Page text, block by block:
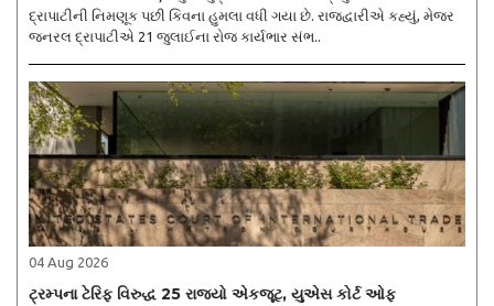
દ્રાપાટીની નિમણૂક પછી કિવના હુમલા વધી ગયા છે. રાજદ્વારીએ કહ્યું, મેજર
જનરલ દ્રાપાટીએ 21 જુલાઈના રોજ કાર્યભાર સંભ..
04 Aug 2026
ટ્રમ્પના ટેરિફ વિરુદ્ધ 25 રાજ્યો એકજૂટ, યુએસ કોર્ટ ઓફ